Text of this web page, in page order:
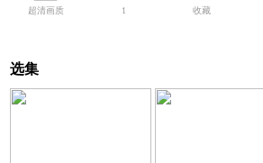
超清画质 1 收藏
选集